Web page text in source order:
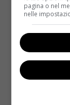
avrei avuto i
pagina o nel
nelle